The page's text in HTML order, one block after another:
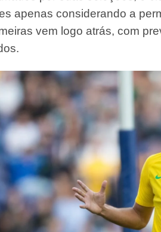
apenas considerando a
vem logo atrás, com